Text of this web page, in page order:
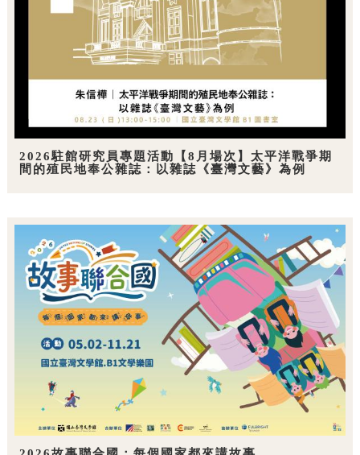
2026駐館研究員專題活動【8月場次】太平洋戰爭期
間的殖民地奉公雜誌：以雜誌《臺灣文藝》為例